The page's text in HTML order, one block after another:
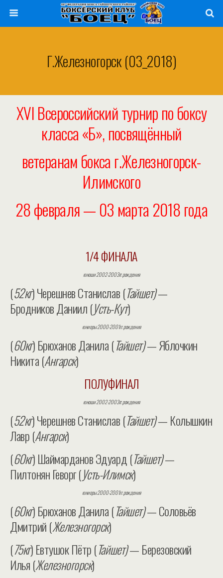
Г.Железногорск (03_2018)
XVI Всероссийский турнир по боксу
класса «Б», посвящённый
ветеранам бокса г.Железногорск-
Илимского
28 февраля — 03 марта 2018 года
1/4 ФИНАЛА
юноши 2002-2003гг.рождения
(52кг) Черешнев Станислав (Тайшет)—
Бродников Даниил (Усть-Кут)
юниоры 2000-2001гг.рождения
(60кг) Брюханов Данила (Тайшет)— Яблочкин
Никита (Ангарск)
ПОЛУФИНАЛ
юноши 2002-2003гг.рождения
(52кг) Черешнев Станислав (Тайшет)— Колышкин
Лавр (Ангарск)
(60кг) Шаймарданов Эдуард (Тайшет)—
Пилтонян Геворг (Усть-Илимск)
юниоры 2000-2001гг.рождения
(60кг) Брюханов Данила (Тайшет)— Соловьёв
Дмитрий (Железногорск)
(75кг) Евтушок Пётр (Тайшет)— Березовский
Илья (Железногорск)